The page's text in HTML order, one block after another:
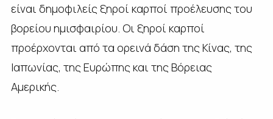
είναι δημοφιλείς ξηροί καρποί προέλευσης του
βορείου ημισφαιρίου. Οι ξηροί καρποί
προέρχονται από τα ορεινά δάση της Κίνας, της
Ιαπωνίας, της Ευρώπης και της Βόρειας
Αμερικής.